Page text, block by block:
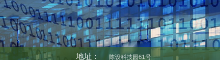
地址： 陈设科技园61号